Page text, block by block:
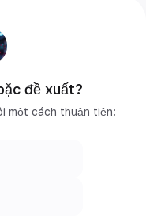
đề xuất?
một cách thuận tiện: